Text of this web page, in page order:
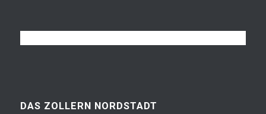
DAS ZOLLERN NORDSTADT